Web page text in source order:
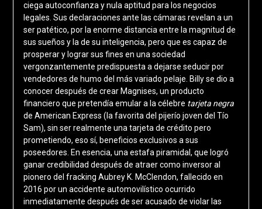
ciega autoconfianza y nula aptitud para los negocios
legales. Sus declaraciones ante las cámaras revelan a un
ser patético, por la enorme distancia entre la magnitud de
sus sueños y la de su inteligencia, pero que es capaz de
prosperar y lograr sus fines en una sociedad
vergonzantemente predispuesta a dejarse seducir por
vendedores de humo del más variado pelaje. Billy se dio a
conocer después de crear Magnises, un producto
financiero que pretendía emular a la célebre tarjeta negra
de American Express (la favorita del pijerío joven del Tío
Sam), sin ser realmente una tarjeta de crédito pero
prometiendo, eso sí, beneficios exclusivos a sus
poseedores. En esencia, una estafa piramidal, que logró
ganar credibilidad después de atraer como inversor al
pionero del fracking Aubrey K. McClendon, fallecido en
2016 por un accidente automovilístico ocurrido
inmediatamente después de ser acusado de violar las